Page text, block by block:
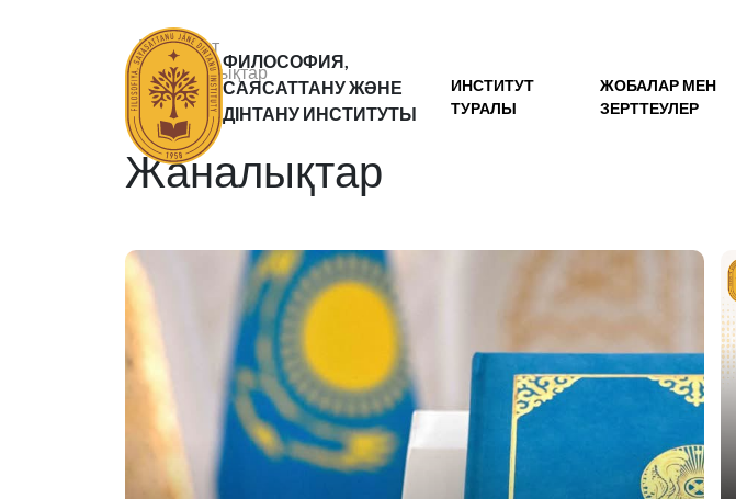
ФИЛОСОФИЯ,
САЯСАТТАНУ ЖӘНЕ
ДІНТАНУ ИНСТИТУТЫ
ИНСТИТУТ
ТУРАЛЫ
ЖОБАЛАР МЕН
ЗЕРТТЕУЛЕР
Басты бет
Жаналықтар
Статьи
Жаналықтар